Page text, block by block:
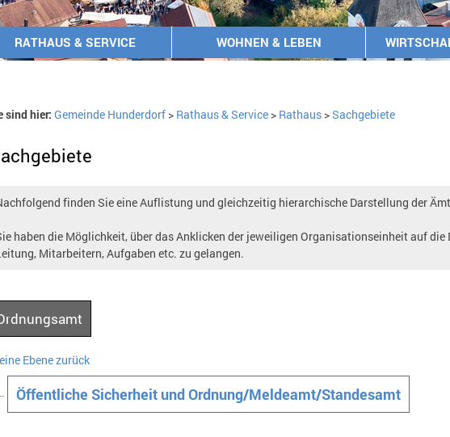
RATHAUS & SERVICE WOHNEN & LEBEN
sind hier: Gemeinde Hunderdorf> Rathaus & Service> Rathaus>Sachgebiete
finden Sie eine Auflistung und gleichzeitig hierarchische Darstellung der
haben die Möglichkeit, über das Anklicken der jeweiligen Organisationseinheit auf
Mitarbeitern, Aufgaben etc. zu gelangen.
Ebene zurück
Öffentliche Sicherheit und Ordnung/Meldeamt/Standesamt